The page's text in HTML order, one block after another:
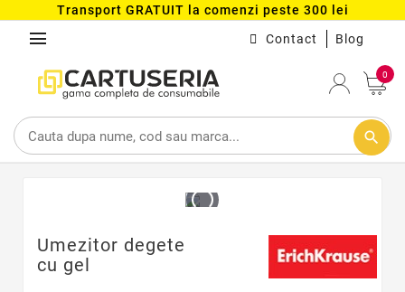
Transport GRATUIT la comenzi peste 300 lei
menu Contact Blog
0
search
Umezitor degete
cu gel